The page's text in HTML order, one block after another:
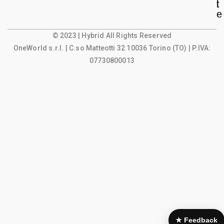
l
e
t
© 2023 | Hybrid All Rights Reserved
OneWorld s.r.l.
| C.so Matteotti 32 10036 Torino (TO) | P.IVA:
07730800013
★ Feedback